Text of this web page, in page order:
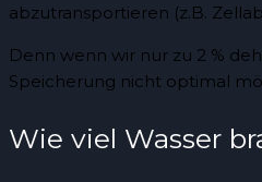
abzutransportieren (z.B.
Denn wenn wir nur zu 2 %
Speicherung nicht optimal
Wie viel Wasser